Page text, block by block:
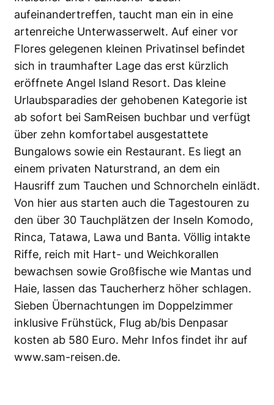
aufeinandertreffen, taucht man ein in eine
artenreiche Unterwasserwelt. Auf einer vor
Flores gelegenen kleinen Privatinsel befindet
sich in traumhafter Lage das erst kürzlich
eröffnete Angel Island Resort. Das kleine
Urlaubsparadies der gehobenen Kategorie ist
ab sofort bei SamReisen buchbar und verfügt
über zehn komfortabel ausgestattete
Bungalows sowie ein Restaurant. Es liegt an
einem privaten Naturstrand, an dem ein
Hausriff zum Tauchen und Schnorcheln einlädt.
Von hier aus starten auch die Tagestouren zu
den über 30 Tauchplätzen der Inseln Komodo,
Rinca, Tatawa, Lawa und Banta. Völlig intakte
Riffe, reich mit Hart- und Weichkorallen
bewachsen sowie Großfische wie Mantas und
Haie, lassen das Taucherherz höher schlagen.
Sieben Übernachtungen im Doppelzimmer
inklusive Frühstück, Flug ab/bis Denpasar
kosten ab 580 Euro. Mehr Infos findet ihr auf
www.sam-reisen.de.